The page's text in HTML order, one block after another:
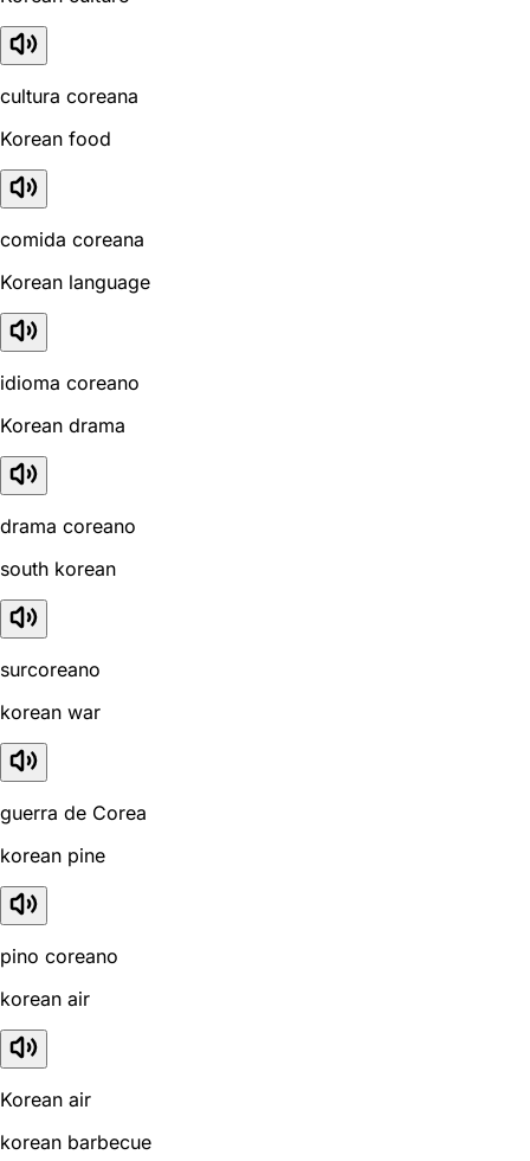
cultura coreana
Korean food
comida coreana
Korean language
idioma coreano
Korean drama
drama coreano
south korean
surcoreano
korean war
guerra de Corea
korean pine
pino coreano
korean air
Korean air
korean barbecue